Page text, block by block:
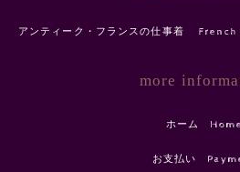
アンティーク・フランスの仕事着
more
ホーム Home
お支払い